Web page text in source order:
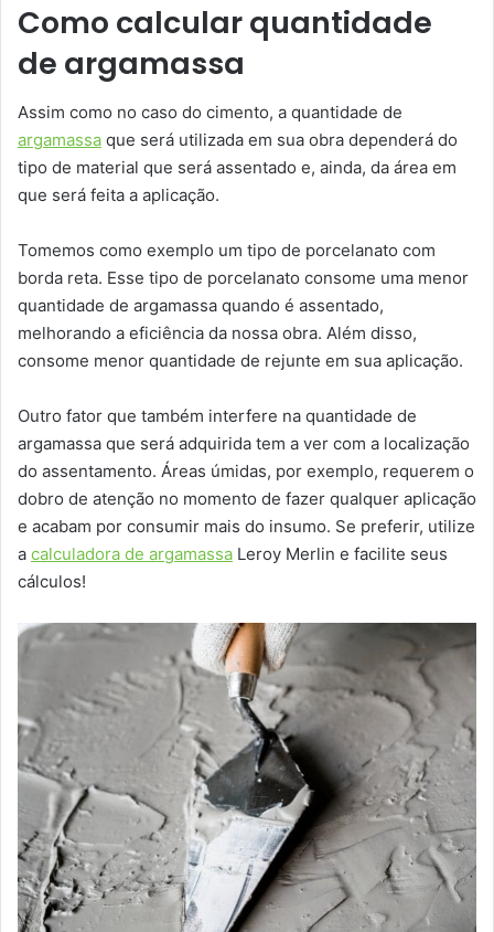
Como calcular quantidade
de argamassa
Assim como no caso do cimento, a quantidade de
argamassa que será utilizada em sua obra dependerá do
tipo de material que será assentado e, ainda, da área em
que será feita a aplicação.
Tomemos como exemplo um tipo de porcelanato com
borda reta. Esse tipo de porcelanato consome uma menor
quantidade de argamassa quando é assentado,
melhorando a eficiência da nossa obra. Além disso,
consome menor quantidade de rejunte em sua aplicação.
Outro fator que também interfere na quantidade de
argamassa que será adquirida tem a ver com a localização
do assentamento. Áreas úmidas, por exemplo, requerem o
dobro de atenção no momento de fazer qualquer aplicação
e acabam por consumir mais do insumo. Se preferir, utilize
a calculadora de argamassa Leroy Merlin e facilite seus
cálculos!